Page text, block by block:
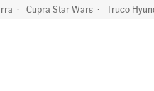
Cupra Star Wars Truco